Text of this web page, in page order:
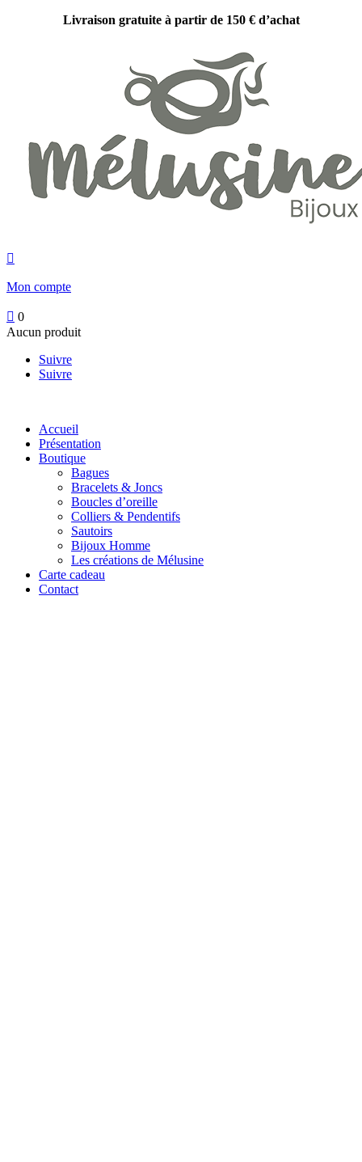
Livraison gratuite à partir de 150 € d’achat

Mon compte
 0
Aucun produit
Suivre
Suivre
Accueil
Présentation
Boutique
Bagues
Bracelets & Joncs
Boucles d’oreille
Colliers & Pendentifs
Sautoirs
Bijoux Homme
Les créations de Mélusine
Carte cadeau
Contact